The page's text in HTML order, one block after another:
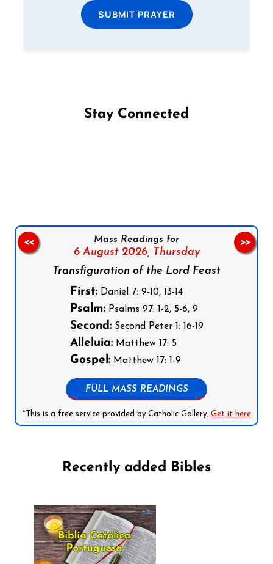
SUBMIT PRAYER
Stay Connected
Mass Readings for
6 August 2026, Thursday
Transfiguration of the Lord Feast
First:Daniel 7: 9-10, 13-14
Psalm:Psalms 97: 1-2, 5-6, 9
Second:Second Peter 1: 16-19
Alleluia:Matthew 17: 5
Gospel:Matthew 17: 1-9
FULL MASS READINGS
*This is a free service provided by Catholic Gallery. Get it here
<< >>
Recently added Bibles